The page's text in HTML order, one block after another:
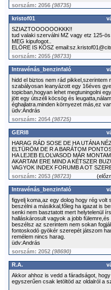
sorszám: 2056 (98735)
kristof01
SZIAZTOOOOOOKKK!!
tud valaki szerválni MZ vagy etz 125-ös
MEG kipufogot..
ELÖRE IS KÖSZ
sorszám: 2055 (98733)
Intravénás_benzinfaló
hidd el biztos nem rád
szabályosan leanyázott egy 16éves
topicban,hogyan lehet megtuningolni
jött egy útszéli köcsög és
éghajlatra.minden környezet más,ez
üdv:András
sorszám: 2054 (98725)
GERI8
HARAG RÁD SOSE DE HA UTÁNA
ELTÜRÖM DE R A BARÁTOM
HA LEJEB ELOLVASOD MÁR
AKARTAM ERE MIND A KÉTSZER
VAGYOK INDEX FORUMB A OT
sorszám: 2053 (98723) (
Intravénás_benzinfaló
figyelj koma,az egy dolog hogy rég volt
beszélni a másikkal,főleg ha igazat is
senki nem basztatott mert helytelenül
halláskárosult vagyok a jobb
beszélsz az szerintem nem sokan
fontoskodó gyökér szerepét játszom
remélem nincs harag.
üdv:András
sorszám: 2052 (98690)
R.A.
Akkor ahhoz is vedd a fáradságot,
egyszerűen csak letöltöd az oldalról a